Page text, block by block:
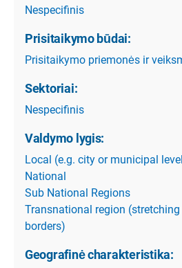
Nespecifinis
Prisitaikymo būdai:
Prisitaikymo priemonės ir
Sektoriai:
Nespecifinis
Valdymo lygis:
Local (e.g. city or municipal
National
Sub National Regions
Transnational region
borders)
Geografinė charakteristika: